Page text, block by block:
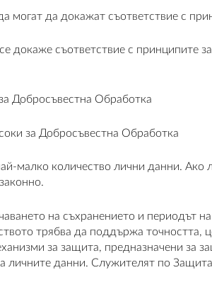
могат да докажат съответствие с
съответствие с принципите
Добросъвестна Обработка
за Добросъвестна Обработка
малко количество лични данни.
на съхранението и периодът
трябва да поддържа точността,
за защита, предназначени за
данни. Служителят по